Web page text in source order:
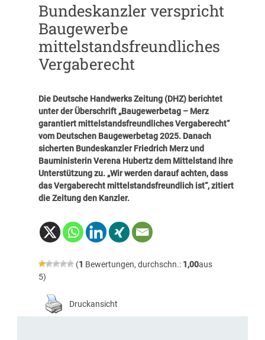
Bundeskanzler verspricht
Baugewerbe
mittelstandsfreundliches
Vergaberecht
Die Deutsche Handwerks Zeitung (DHZ) berichtet
unter der Überschrift „Baugewerbetag – Merz
garantiert mittelstandsfreundliches Vergaberecht“
vom Deutschen Baugewerbetag 2025. Danach
sicherten Bundeskanzler Friedrich Merz und
Bauministerin Verena Hubertz dem Mittelstand ihre
Unterstützung zu. „Wir werden darauf achten, dass
das Vergaberecht mittelstandsfreundlich ist“, zitiert
die Zeitung den Kanzler.
(1 Bewertungen, durchschn.: 1,00aus
5)
Druckansicht